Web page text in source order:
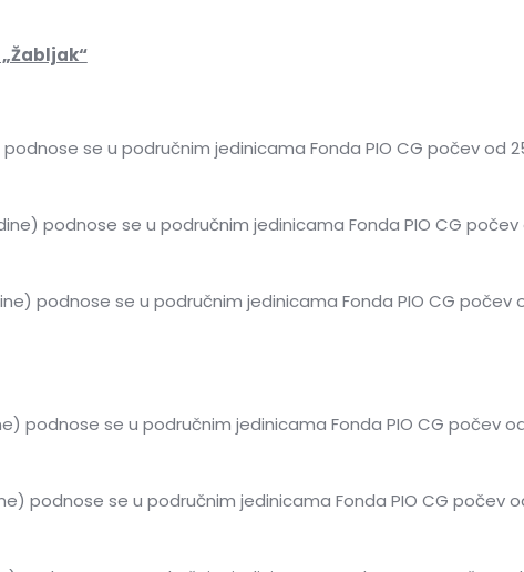
se u područnim jedinicama Fonda PIO CG počev od
podnose se u područnim jedinicama Fonda PIO CG
podnose se u područnim jedinicama Fonda PIO CG počev
podnose se u područnim jedinicama Fonda PIO CG počev
podnose se u područnim jedinicama Fonda PIO CG počev